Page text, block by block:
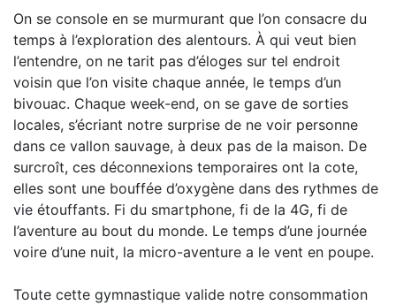
On se console en se murmurant que l’on consacre du
temps à l’exploration des alentours. À qui veut bien
l’entendre, on ne tarit pas d’éloges sur tel endroit
voisin que l’on visite chaque année, le temps d’un
bivouac. Chaque week-end, on se gave de sorties
locales, s’écriant notre surprise de ne voir personne
dans ce vallon sauvage, à deux pas de la maison. De
surcroît, ces déconnexions temporaires ont la cote,
elles sont une bouffée d’oxygène dans des rythmes de
vie étouffants. Fi du smartphone, fi de la 4G, fi de
l’aventure au bout du monde. Le temps d’une journée
voire d’une nuit, la micro-aventure a le vent en poupe.
Toute cette gymnastique valide notre consommation